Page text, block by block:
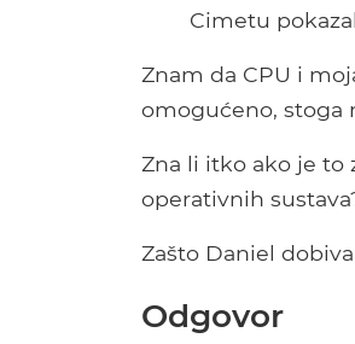
Cimetu
Znam da CPU i
omogućeno, stoga
Zna li itko ako je to
operativnih
Zašto Daniel
Odgovor